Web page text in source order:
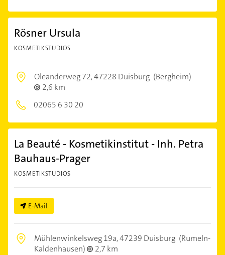
Rösner Ursula
KOSMETIKSTUDIOS
Oleanderweg 72,47228 Duisburg (Bergheim)
2,6 km
02065 6 30 20
La Beauté - Kosmetikinstitut - Inh. Petra
Bauhaus-Prager
KOSMETIKSTUDIOS
E-Mail
Mühlenwinkelsweg 19a,47239 Duisburg (Rumeln-
Kaldenhausen)
2,7 km